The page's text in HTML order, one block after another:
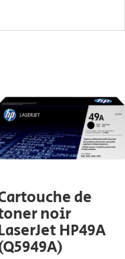
de
noir
HP49A